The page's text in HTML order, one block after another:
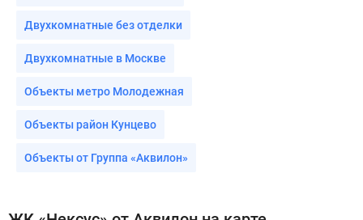
Двухкомнатные без отделки
Двухкомнатные в Москве
Объекты метро Молодежная
Объекты район Кунцево
Объекты от Группа «Аквилон»